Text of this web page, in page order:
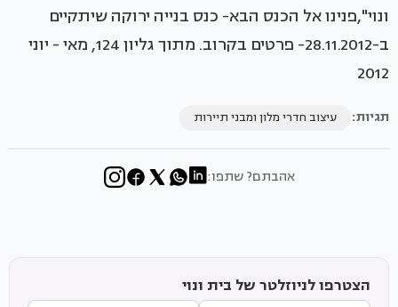
ונוי",פנינו אל הכנס הבא- כנס בנייה ירוקה שיתקיים
ב-28.11.2012- פרטים בקרוב. מתוך גליון 124, מאי - יוני
2012
תגיות: עיצוב חדרי מלון ומבני תיירות
אהבתם? שתפו:
הצטרפו לניוזלטר של בית ונוי